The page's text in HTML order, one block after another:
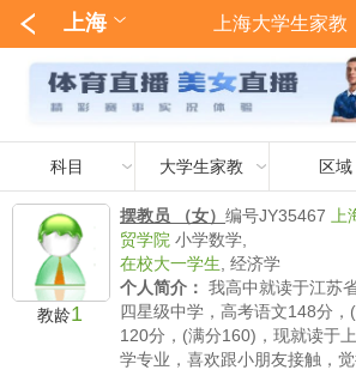
上海 上海大学生家教
科目 大学生家教 区域
教龄1
摆教员 （女） 编号JY35467
贸学院 小学数学,
在校大一学生 经济学
个人简介： 我高中就读于江苏
四星级中学，高考语文148分
120分，(满分160)，现就读于
学专业，喜欢跟小朋友接触，